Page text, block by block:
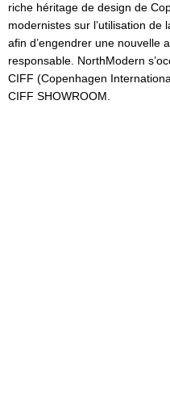
riche héritage de design de
modernistes sur l’utilisation
afin d’engendrer une nouvelle
responsable. NorthModern
CIFF (Copenhagen
CIFF SHOWROOM.